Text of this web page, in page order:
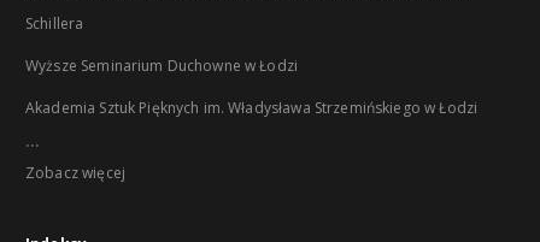
Schillera
Wyższe Seminarium Duchowne w Łodzi
Akademia Sztuk Pięknych im. Władysława Strzemińskiego w Łodzi
...
Zobacz więcej